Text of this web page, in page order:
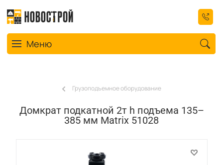
Toggle navigation
Меню
Грузоподъемное оборудование
Домкрат подкатной 2т h подъема 135–
385 мм Matrix 51028